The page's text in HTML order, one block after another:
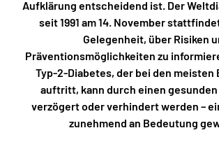
Aufklärung entscheidend ist. Der
seit 1991 am 14. November
Gelegenheit, über Risiken
Präventionsmöglichkeiten zu
Typ-2-Diabetes, der bei den
auftritt, kann durch einen
verzögert oder verhindert werden –
zunehmend an Bedeutung